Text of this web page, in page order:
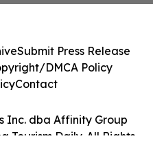
Inc. dba Affinity Group
Tourism Daily. All Rights
Submit Press Release
DMCA Policy
Contact